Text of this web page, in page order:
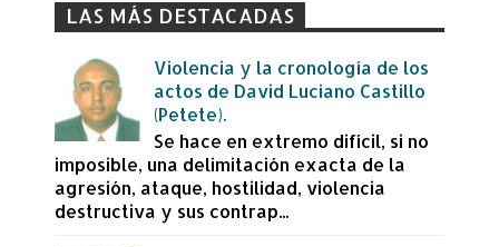
LAS MÁS DESTACADAS
Violencia y la cronología de los
actos de David Luciano Castillo
(Petete).
Se hace en extremo difícil, si no
imposible, una delimitación exacta de la
agresión, ataque, hostilidad, violencia
destructiva y sus contrap...